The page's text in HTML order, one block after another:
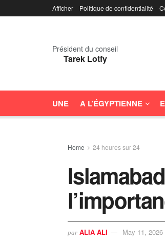
Afficher Politique de confidentialité
Président du conseil
Tarek Lotfy
UNE A L’ÉGYPTIENNE
Home 24 heures sur 24
par ALIA ALI May 11, 2026